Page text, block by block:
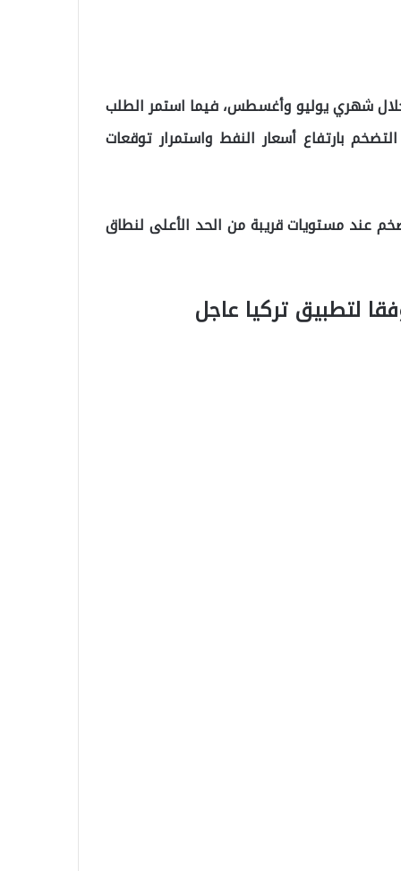
شهري يوليو وأغسطس، فيما استمر الطلب
بارتفاع أسعار النفط واستمرار توقعات
عند مستويات قريبة من الحد الأعلى لنطاق
لتطبيق تركيا عاجل